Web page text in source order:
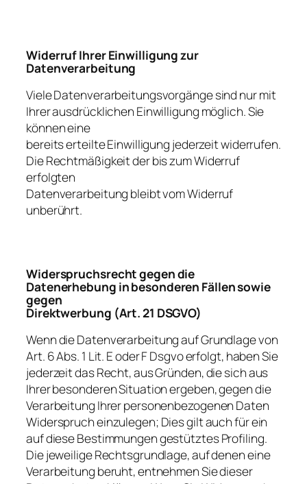
Widerruf Ihrer Einwilligung zur
Datenverarbeitung
Viele Datenverarbeitungsvorgänge sind nur mit
Ihrer ausdrücklichen Einwilligung möglich. Sie
können eine
bereits erteilte Einwilligung jederzeit widerrufen.
Die Rechtmäßigkeit der bis zum Widerruf
erfolgten
Datenverarbeitung bleibt vom Widerruf
unberührt.
Widerspruchsrecht gegen die
Datenerhebung in besonderen Fällen sowie
gegen
Direktwerbung (Art. 21 DSGVO)
Wenn die Datenverarbeitung auf Grundlage von
Art. 6 Abs. 1 Lit. E oder F Dsgvo erfolgt, haben Sie
jederzeit das Recht, aus Gründen, die sich aus
Ihrer besonderen Situation ergeben, gegen die
Verarbeitung Ihrer personenbezogenen Daten
Widerspruch einzulegen; Dies gilt auch für ein
auf diese Bestimmungen gestütztes Profiling.
Die jeweilige Rechtsgrundlage, auf denen eine
Verarbeitung beruht, entnehmen Sie dieser